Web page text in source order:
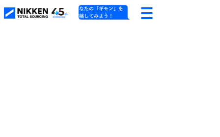
あなたの「ギモン」を
投稿してみよう！